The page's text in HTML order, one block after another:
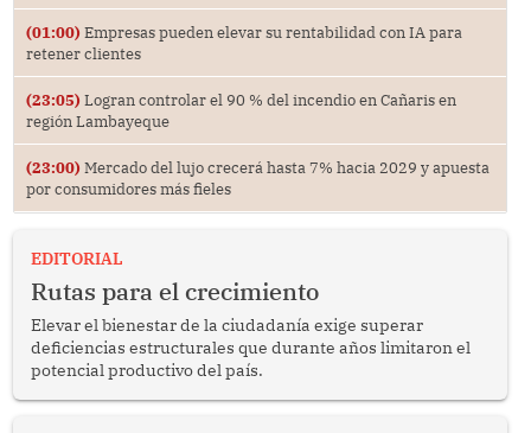
(01:00) Empresas pueden elevar su rentabilidad con IA para
retener clientes
(23:05) Logran controlar el 90 % del incendio en Cañaris en
región Lambayeque
(23:00) Mercado del lujo crecerá hasta 7% hacia 2029 y apuesta
por consumidores más fieles
EDITORIAL
Rutas para el crecimiento
Elevar el bienestar de la ciudadanía exige superar
deficiencias estructurales que durante años limitaron el
potencial productivo del país.